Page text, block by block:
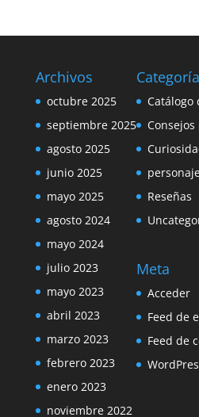
Archivos
octubre 2025
septiembre 2025
agosto 2025
junio 2025
mayo 2025
agosto 2024
mayo 2024
julio 2023
mayo 2023
abril 2023
marzo 2023
febrero 2023
enero 2023
noviembre 2022
Catálogo
Reseñas
Meta
Acceder
Feed de
Feed de